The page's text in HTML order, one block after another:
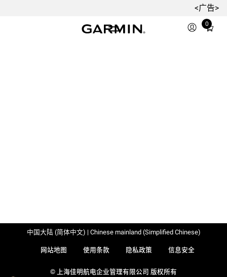
<广告>
0
Total
© 上海佳明航电企业管理有限公司 版权所有
网站地图 使用条款 隐私政策 信息安全
中国大陆 (简体中文) | Chinese mainland (Simplified Chinese)